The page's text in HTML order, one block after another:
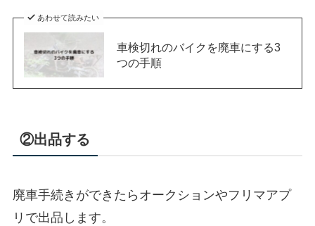
あわせて読みたい
車検切れのバイクを廃車にする3
つの手順
②出品する
廃車手続きができたらオークションやフリマアプ
リで出品します。